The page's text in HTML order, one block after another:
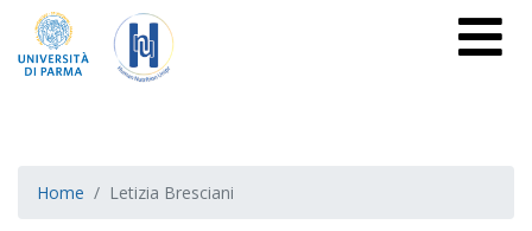
Home Letizia Bresciani